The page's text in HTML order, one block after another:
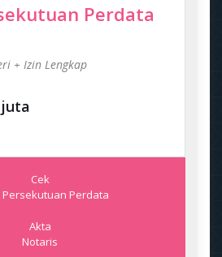
Perdata
+ Izin Lengkap
juta
Cek
Persekutuan Perdata
Akta
Notaris